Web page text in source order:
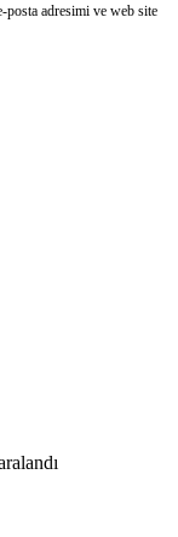
posta adresimi ve web site